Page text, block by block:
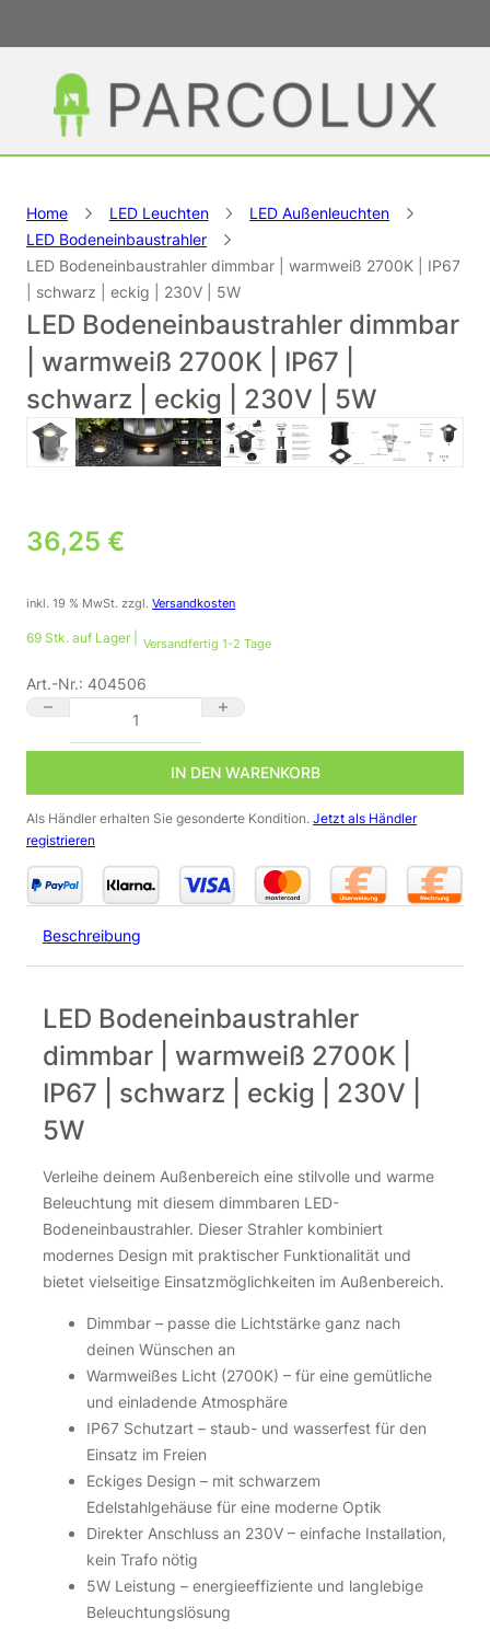
Home LED Leuchten
LED Außenleuchten
LED Bodeneinbaustrahler
LED Bodeneinbaustrahler dimmbar | warmweiß 2700K | IP67
| schwarz | eckig | 230V | 5W
LED Bodeneinbaustrahler dimmbar
| warmweiß 2700K | IP67 |
schwarz | eckig | 230V | 5W
36,25 €
inkl. 19 % MwSt. zzgl.Versandkosten
69 Stk. auf Lager | Versandfertig 1-2 Tage
Art.-Nr.: 404506
LED Bodeneinbaustrahler dimmbar | warmweiß 2700K | IP67 |
IN DEN WARENKORB
Als Händler erhalten Sie gesonderte Kondition. Jetzt als Händler
registrieren
Beschreibung
LED Bodeneinbaustrahler
dimmbar | warmweiß 2700K |
IP67 | schwarz | eckig | 230V |
5W
Verleihe deinem Außenbereich eine stilvolle und warme
Beleuchtung mit diesem dimmbaren LED-
Bodeneinbaustrahler. Dieser Strahler kombiniert
modernes Design mit praktischer Funktionalität und
bietet vielseitige Einsatzmöglichkeiten im Außenbereich.
Dimmbar – passe die Lichtstärke ganz nach
deinen Wünschen an
Warmweißes Licht (2700K) – für eine gemütliche
und einladende Atmosphäre
IP67 Schutzart – staub- und wasserfest für den
Einsatz im Freien
Eckiges Design – mit schwarzem
Edelstahlgehäuse für eine moderne Optik
Direkter Anschluss an 230V – einfache Installation,
kein Trafo nötig
5W Leistung – energieeffiziente und langlebige
Beleuchtungslösung